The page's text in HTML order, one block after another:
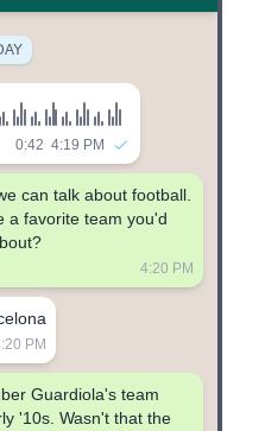
0:42 4:19 PM
can talk about football.
a favorite team you'd
4:20 PM
PM
Guardiola's team
'10s. Wasn't that the